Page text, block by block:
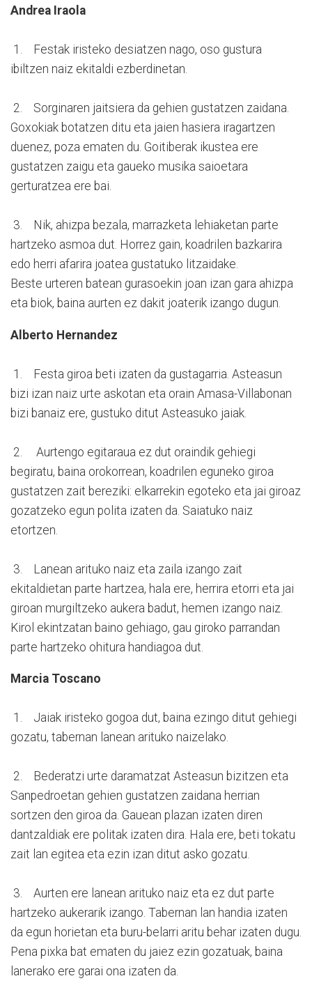
Andrea Iraola
1. Festak iristeko desiatzen nago, oso gustura
ibiltzen naiz ekitaldi ezberdinetan.
2. Sorginaren jaitsiera da gehien gustatzen zaidana.
Goxokiak botatzen ditu eta jaien hasiera iragartzen
duenez, poza ematen du. Goitiberak ikustea ere
gustatzen zaigu eta gaueko musika saioetara
gerturatzea ere bai.
3. Nik, ahizpa bezala, marrazketa lehiaketan parte
hartzeko asmoa dut. Horrez gain, koadrilen bazkarira
edo herri afarira joatea gustatuko litzaidake.
Beste urteren batean gurasoekin joan izan gara ahizpa
eta biok, baina aurten ez dakit joaterik izango dugun.
Alberto Hernandez
1. Festa giroa beti izaten da gustagarria. Asteasun
bizi izan naiz urte askotan eta orain Amasa-Villabonan
bizi banaiz ere, gustuko ditut Asteasuko jaiak.
2. Aurtengo egitaraua ez dut oraindik gehiegi
begiratu, baina orokorrean, koadrilen eguneko giroa
gustatzen zait bereziki: elkarrekin egoteko eta jai giroaz
gozatzeko egun polita izaten da. Saiatuko naiz
etortzen.
3. Lanean arituko naiz eta zaila izango zait
ekitaldietan parte hartzea, hala ere, herrira etorri eta jai
giroan murgiltzeko aukera badut, hemen izango naiz.
Kirol ekintzatan baino gehiago, gau giroko parrandan
parte hartzeko ohitura handiagoa dut.
Marcia Toscano
1. Jaiak iristeko gogoa dut, baina ezingo ditut gehiegi
gozatu, tabernan lanean arituko naizelako.
2. Bederatzi urte daramatzat Asteasun bizitzen eta
Sanpedroetan gehien gustatzen zaidana herrian
sortzen den giroa da. Gauean plazan izaten diren
dantzaldiak ere politak izaten dira. Hala ere, beti tokatu
zait lan egitea eta ezin izan ditut asko gozatu.
3. Aurten ere lanean arituko naiz eta ez dut parte
hartzeko aukerarik izango. Tabernan lan handia izaten
da egun horietan eta buru-belarri aritu behar izaten dugu.
Pena pixka bat ematen du jaiez ezin gozatuak, baina
lanerako ere garai ona izaten da.